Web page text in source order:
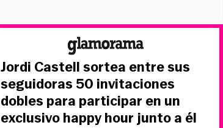
Jordi Castell sortea entre sus
seguidoras 50 invitaciones
dobles para participar en un
exclusivo happy hour junto a él